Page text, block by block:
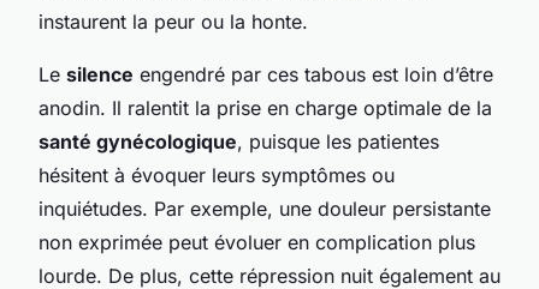
instaurent la peur ou la honte.
Le silence engendré par ces tabous est loin d’être
anodin. Il ralentit la prise en charge optimale de la
santé gynécologique, puisque les patientes
hésitent à évoquer leurs symptômes ou
inquiétudes. Par exemple, une douleur persistante
non exprimée peut évoluer en complication plus
lourde. De plus, cette répression nuit également au